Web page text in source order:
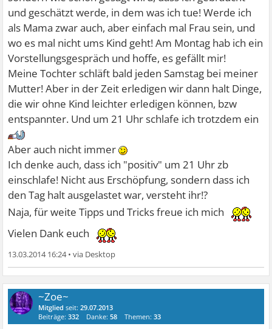
und geschätzt werde, in dem was ich tue! Werde ich
als Mama zwar auch, aber einfach mal Frau sein, und
wo es mal nicht ums Kind geht! Am Montag hab ich ein
Vorstellungsgespräch und hoffe, es gefällt mir!
Meine Tochter schläft bald jeden Samstag bei meiner
Mutter! Aber in der Zeit erledigen wir dann halt Dinge,
die wir ohne Kind leichter erledigen können, bzw
entspannter. Und um 21 Uhr schlafe ich trotzdem ein
Aber auch nicht immer
Ich denke auch, dass ich "positiv" um 21 Uhr zb
einschlafe! Nicht aus Erschöpfung, sondern dass ich
den Tag halt ausgelastet war, versteht ihr!?
Naja, für weite Tipps und Tricks freue ich mich
Vielen Dank euch
13.03.2014 16:24•
~Zoe~
Mitglied seit:29.07.2013
Beiträge:332 Danke:58 Themen:33